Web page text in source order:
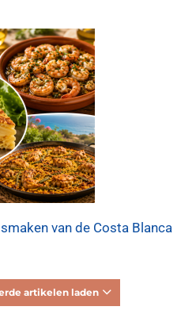
van de Costa Blanca
artikelen laden